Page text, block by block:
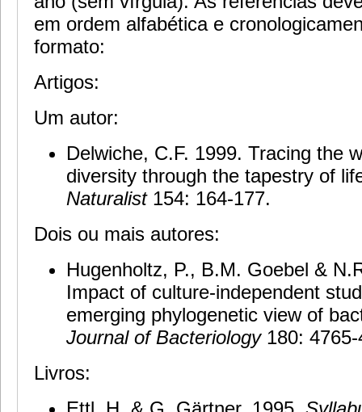
em ordem alfabética e
formato:
Artigos:
Um autor:
Delwiche, C.F. 1999. Tracing the
diversity through the tapestry of
Naturalist154: 164-177.
Dois ou mais autores:
Hugenholtz, P., B.M. Goebel &
Impact of culture-independent
emerging phylogenetic view of
Journal of Bacteriology180: 4765-
Livros: